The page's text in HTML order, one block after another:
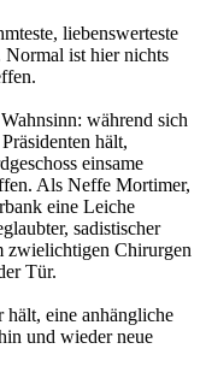
liebenswerteste
ist hier nichts
während sich
hält,
einsame
Als Neffe Mortimer,
eine Leiche
sadistischer
zwielichtigen Chirurgen
Tür.
eine anhängliche
und wieder neue